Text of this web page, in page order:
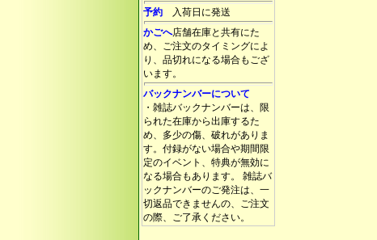
予約 入荷日に発送
かごへ店舗在庫と共有にた
め、ご注文のタイミングによ
り、品切れになる場合もござ
います。
バックナンバーについて
・雑誌バックナンバーは、限
られた在庫から出庫するた
め、多少の傷、破れがありま
す。付録がない場合や期間限
定のイベント、特典が無効に
なる場合もあります。 雑誌バ
ックナンバーのご発注は、一
切返品できませんの、ご注文
の際、ご了承ください。